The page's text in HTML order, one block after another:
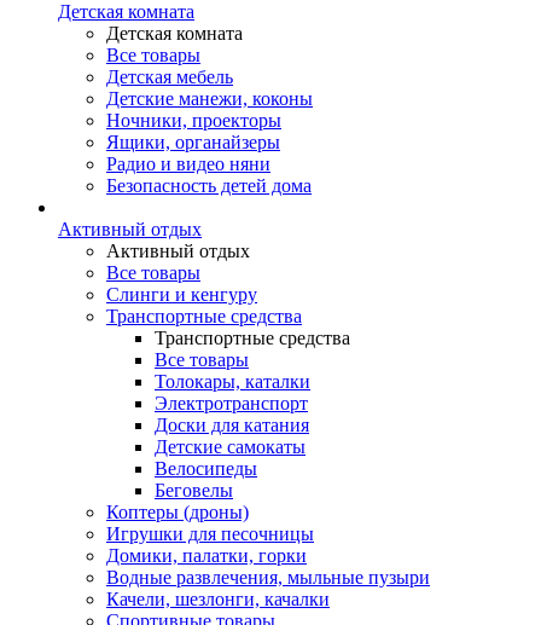
Детская комната
Детская комната
Все товары
Детская мебель
Детские манежи, коконы
Ночники, проекторы
Ящики, органайзеры
Радио и видео няни
Безопасность детей дома
Активный отдых
Активный отдых
Все товары
Слинги и кенгуру
Транспортные средства
Транспортные средства
Все товары
Толокары, каталки
Электротранспорт
Доски для катания
Детские самокаты
Велосипеды
Беговелы
Коптеры (дроны)
Игрушки для песочницы
Домики, палатки, горки
Водные развлечения, мыльные пузыри
Качели, шезлонги, качалки
Спортивные товары